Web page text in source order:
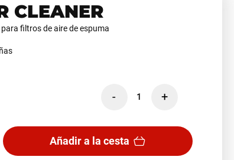
CLEANER
filtros de aire de espuma
- 1 +
Añadir a la cesta